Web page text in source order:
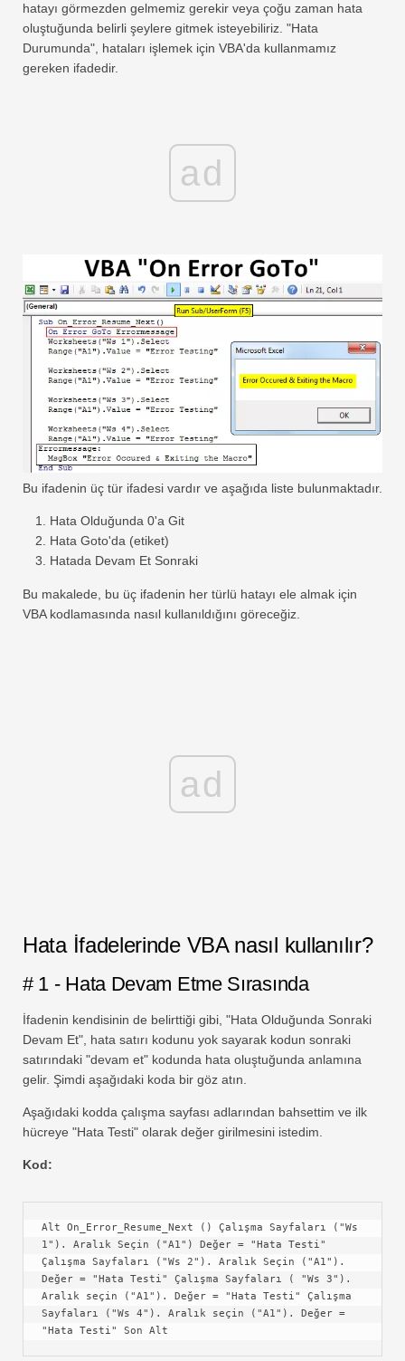
hatayı görmezden gelmemiz gerekir veya çoğu zaman hata
oluştuğunda belirli şeylere gitmek isteyebiliriz. "Hata
Durumunda", hataları işlemek için VBA'da kullanmamız
gereken ifadedir.
ad
Bu ifadenin üç tür ifadesi vardır ve aşağıda liste bulunmaktadır.
Hata Olduğunda 0'a Git
Hata Goto'da (etiket)
Hatada Devam Et Sonraki
Bu makalede, bu üç ifadenin her türlü hatayı ele almak için
VBA kodlamasında nasıl kullanıldığını göreceğiz.
ad
Hata İfadelerinde VBA nasıl kullanılır?
# 1 - Hata Devam Etme Sırasında
İfadenin kendisinin de belirttiği gibi, "Hata Olduğunda Sonraki
Devam Et", hata satırı kodunu yok sayarak kodun sonraki
satırındaki "devam et" kodunda hata oluştuğunda anlamına
gelir. Şimdi aşağıdaki koda bir göz atın.
Aşağıdaki kodda çalışma sayfası adlarından bahsettim ve ilk
hücreye "Hata Testi" olarak değer girilmesini istedim.
Kod:
Alt On_Error_Resume_Next () Çalışma Sayfaları ("Ws
1"). Aralık Seçin ("A1") Değer = "Hata Testi"
Çalışma Sayfaları ("Ws 2"). Aralık Seçin ("A1").
Değer = "Hata Testi" Çalışma Sayfaları ( "Ws 3").
Aralık seçin ("A1"). Değer = "Hata Testi" Çalışma
Sayfaları ("Ws 4"). Aralık seçin ("A1"). Değer =
"Hata Testi" Son Alt